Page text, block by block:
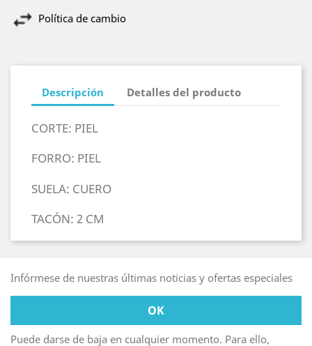
Política de cambio
Descripción Detalles del producto
CORTE: PIEL
FORRO: PIEL
SUELA: CUERO
TACÓN: 2 CM
Infórmese de nuestras últimas noticias y ofertas especiales
Puede darse de baja en cualquier momento. Para ello,